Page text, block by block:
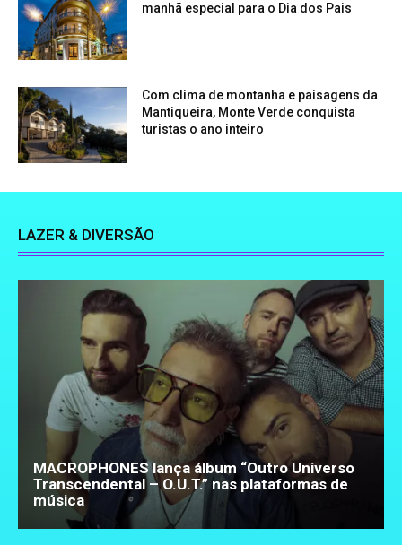
manhã especial para o Dia dos Pais
Com clima de montanha e paisagens da
Mantiqueira, Monte Verde conquista
turistas o ano inteiro
LAZER & DIVERSÃO
MACROPHONES lança álbum “Outro Universo
Transcendental – O.U.T.” nas plataformas de
música